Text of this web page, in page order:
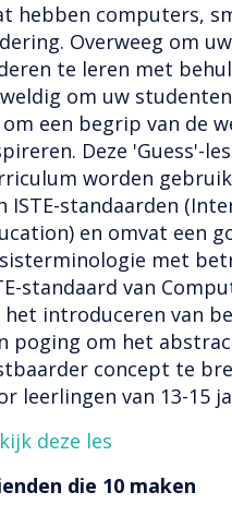
hebben computers,
Overweeg om
te leren met
om uw
om een begrip van de
Deze 'Guess'-
worden
ISTE-standaarden
en omvat een
met
standaard van
het introduceren van
poging om het
concept te
leerlingen van 13-15
deze les
die 10 maken